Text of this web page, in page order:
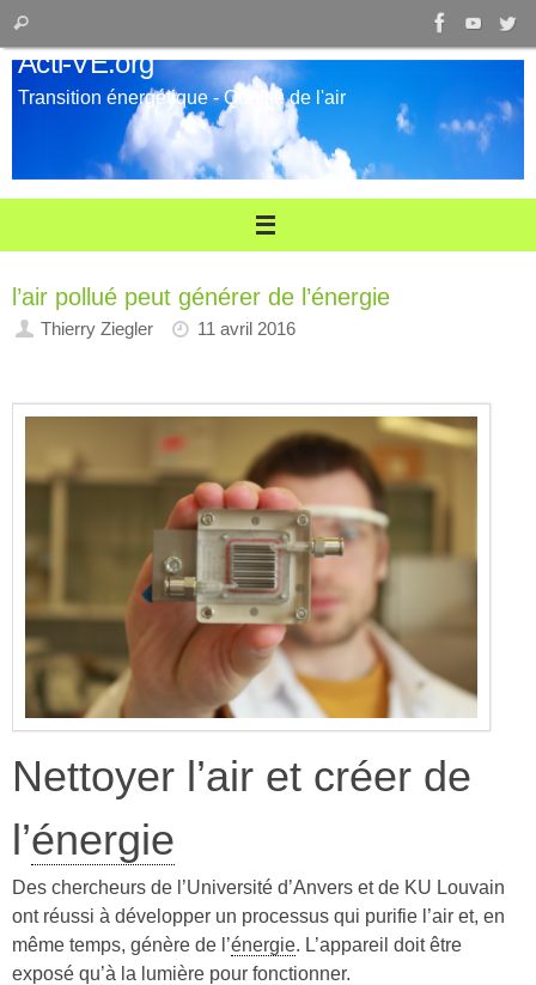
Passer
au
contenu
pour
:
Rechercher
Acti-VE.org
Transition énergétique - Qualité de l'air
l’air pollué peut générer de l’énergie
Thierry Ziegler 11 avril 2016
Nettoyer l’air et créer de
l’énergie
Des chercheurs de l’Université d’Anvers et de KU Louvain
ont réussi à développer un processus qui purifie l’air et, en
même temps, génère de l’énergie. L’appareil doit être
exposé qu’à la lumière pour fonctionner.